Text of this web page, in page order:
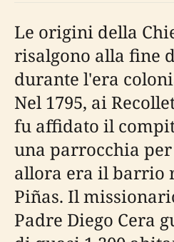
Le origini della
risalgono alla fine
durante l'era
Nel 1795, ai
fu affidato il
una parrocchia
allora era il barrio
Piñas. Il
Padre Diego Cera